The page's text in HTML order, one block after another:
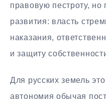
правовую пестроту, но
развития: власть
наказания,
и защиту
Для русских земель
автономия обычая